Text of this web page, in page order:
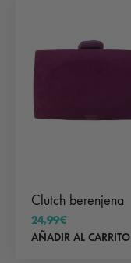
Clutch berenjena
24,99€
AÑADIR AL CARRITO